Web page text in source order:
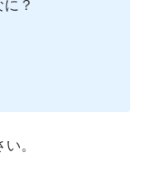
？
。